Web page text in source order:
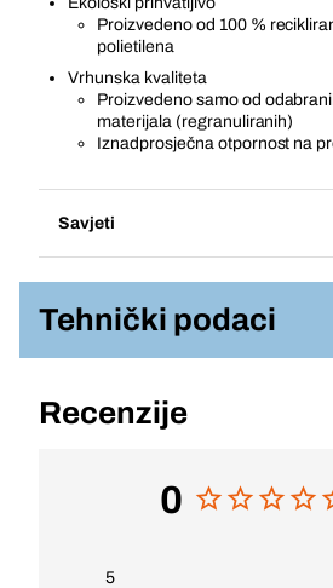
Proizvedeno od 100 %
polietilena
Vrhunska kvaliteta
Proizvedeno samo od
materijala (regranuliranih)
Iznadprosječna otpornost na
Savjeti
Tehnički podaci
Recenzije
0
5